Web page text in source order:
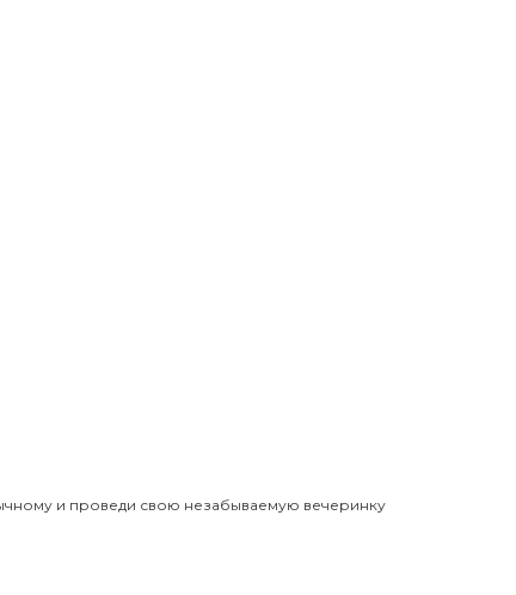
и проведи свою незабываемую вечеринку